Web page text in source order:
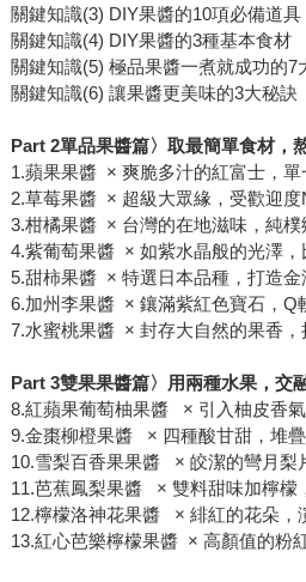
關鍵知識(3) DIY果醬的10項必備道具
關鍵知識(4) DIY果醬的3種基本食材
關鍵知識(5) 極品果醬一煮就成功的7
關鍵知識(6) 讓果醬更美味的3大秘訣
Part 2單品果醬篇〉取最簡單食材，
1.蘋果果醬 × 爽脆多汁的紅富士，
2.草莓果醬 × 超級大眾緣，受歡迎度
3.柑橘果醬 × 台灣的在地滋味，純樸
4.紫葡萄果醬 × 如紫水晶般的光澤
5.甜柿果醬 × 特選日本品種，打造
6.加州李果醬 × 鑲滿紫紅色寶石，Q
7.水蜜桃果醬 × 封存大自然的果香
Part 3雙果果醬篇〉用兩種水果，交
8.紅蘋果葡萄柚果醬 × 引入柚皮香
9.金棗柳橙果醬 × 四種酸甘甜，堆
10.雪梨百香果果醬 × 皎潔的彎月梨
11.芭蕉鳳梨果醬 × 雙料甜味加檸檬
12.檸檬洛神花果醬 × 緋紅的花朵，
13.紅心芭樂檸檬果醬 × 高顏值的粉